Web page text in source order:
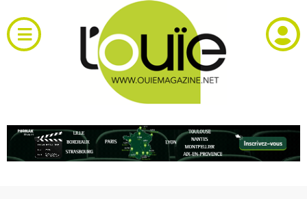
au
contenu
Toggle
Navigation
RH et emploi